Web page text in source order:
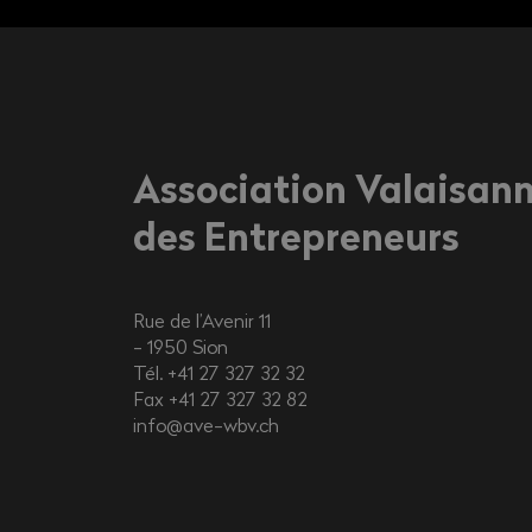
Association
des Entrepreneurs
Rue de l’Avenir 11
1950 Sion
Tél. +41 27 327 32 32
Fax +41 27 327 32 82
info@ave-wbv.ch